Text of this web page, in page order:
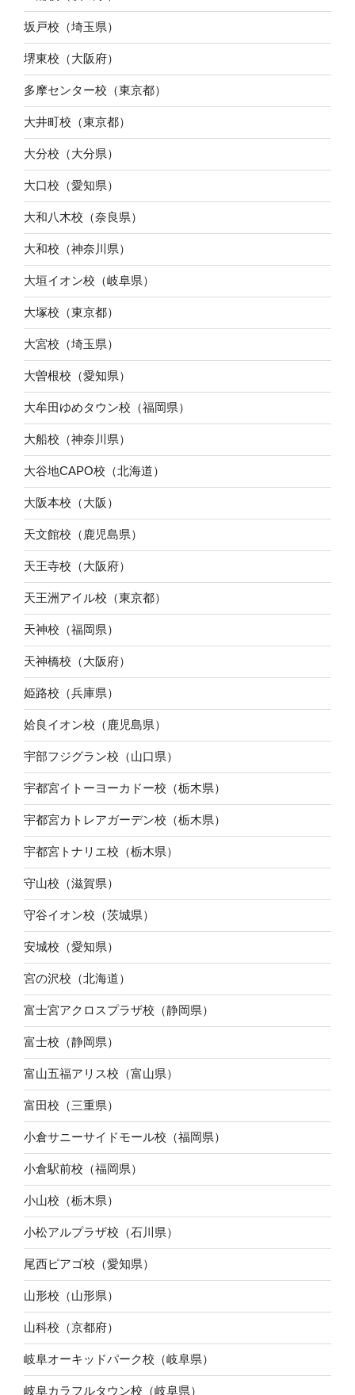
坂戸校（埼玉県）
堺東校（大阪府）
多摩センター校（東京都）
大井町校（東京都）
大分校（大分県）
大口校（愛知県）
大和八木校（奈良県）
大和校（神奈川県）
大垣イオン校（岐阜県）
大塚校（東京都）
大宮校（埼玉県）
大曽根校（愛知県）
大牟田ゆめタウン校（福岡県）
大船校（神奈川県）
大谷地CAPO校（北海道）
大阪本校（大阪）
天文館校（鹿児島県）
天王寺校（大阪府）
天王洲アイル校（東京都）
天神校（福岡県）
天神橋校（大阪府）
姫路校（兵庫県）
姶良イオン校（鹿児島県）
宇部フジグラン校（山口県）
宇都宮イトーヨーカドー校（栃木県）
宇都宮カトレアガーデン校（栃木県）
宇都宮トナリエ校（栃木県）
守山校（滋賀県）
守谷イオン校（茨城県）
安城校（愛知県）
宮の沢校（北海道）
富士宮アクロスプラザ校（静岡県）
富士校（静岡県）
富山五福アリス校（富山県）
富田校（三重県）
小倉サニーサイドモール校（福岡県）
小倉駅前校（福岡県）
小山校（栃木県）
小松アルプラザ校（石川県）
尾西ピアゴ校（愛知県）
山形校（山形県）
山科校（京都府）
岐阜オーキッドパーク校（岐阜県）
岐阜カラフルタウン校（岐阜県）